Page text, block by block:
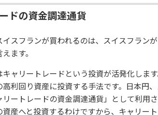
ドの資金調達通貨
スフランが買われるのは、スイスフラン
ます。
ャリートレードという投資が活発化しま
利回り資産に投資する手法です。日本円
リートレードの資金調達通貨」として利用
産へと投資するわけですから、キャリー